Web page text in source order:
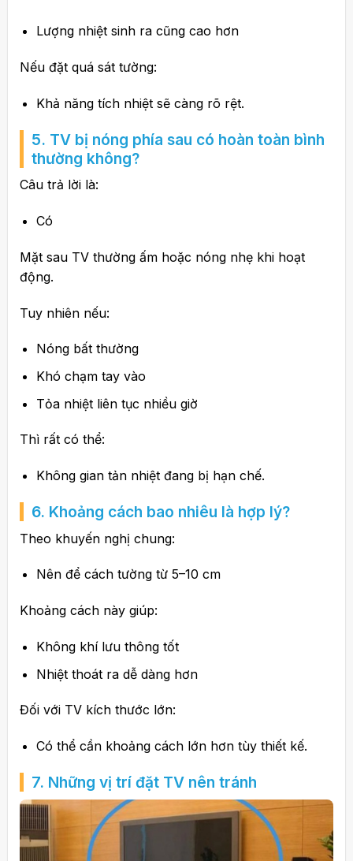
Lượng nhiệt sinh ra cũng cao hơn
Nếu đặt quá sát tường:
Khả năng tích nhiệt sẽ càng rõ rệt.
5. TV bị nóng phía sau có hoàn toàn bình
thường không?
Câu trả lời là:
Có
Mặt sau TV thường ấm hoặc nóng nhẹ khi hoạt
động.
Tuy nhiên nếu:
Nóng bất thường
Khó chạm tay vào
Tỏa nhiệt liên tục nhiều giờ
Thì rất có thể:
Không gian tản nhiệt đang bị hạn chế.
6. Khoảng cách bao nhiêu là hợp lý?
Theo khuyến nghị chung:
Nên để cách tường từ 5–10 cm
Khoảng cách này giúp:
Không khí lưu thông tốt
Nhiệt thoát ra dễ dàng hơn
Đối với TV kích thước lớn:
Có thể cần khoảng cách lớn hơn tùy thiết kế.
7. Những vị trí đặt TV nên tránh